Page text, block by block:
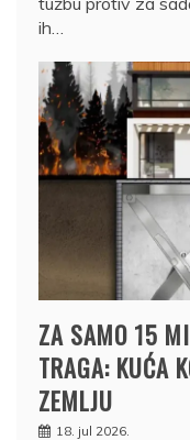
ih…
ZA SAMO 15
TRAGA: KUĆA
ZEMLJU
18. jul 2026.